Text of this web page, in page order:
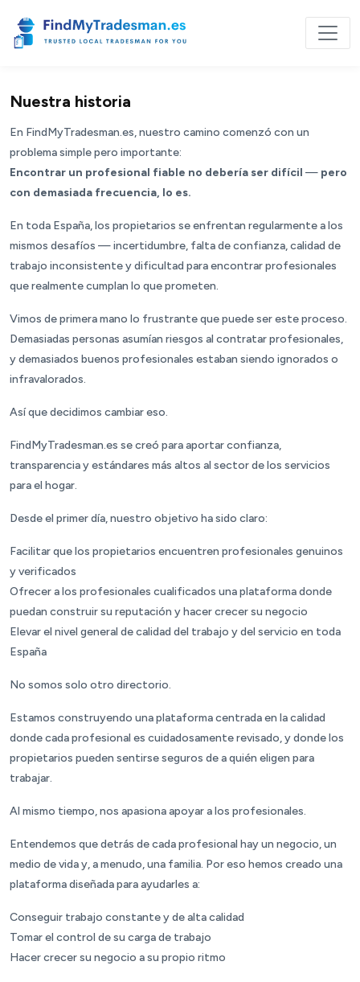
Nuestra historia
En FindMyTradesman.es, nuestro camino comenzó con un
problema simple pero importante:
Encontrar un profesional fiable no debería ser difícil — pero
con demasiada frecuencia, lo es.
En toda España, los propietarios se enfrentan regularmente a los
mismos desafíos — incertidumbre, falta de confianza, calidad de
trabajo inconsistente y dificultad para encontrar profesionales
que realmente cumplan lo que prometen.
Vimos de primera mano lo frustrante que puede ser este proceso.
Demasiadas personas asumían riesgos al contratar profesionales,
y demasiados buenos profesionales estaban siendo ignorados o
infravalorados.
Así que decidimos cambiar eso.
FindMyTradesman.es se creó para aportar confianza,
transparencia y estándares más altos al sector de los servicios
para el hogar.
Desde el primer día, nuestro objetivo ha sido claro:
Facilitar que los propietarios encuentren profesionales genuinos
y verificados
Ofrecer a los profesionales cualificados una plataforma donde
puedan construir su reputación y hacer crecer su negocio
Elevar el nivel general de calidad del trabajo y del servicio en toda
España
No somos solo otro directorio.
Estamos construyendo una plataforma centrada en la calidad
donde cada profesional es cuidadosamente revisado, y donde los
propietarios pueden sentirse seguros de a quién eligen para
trabajar.
Al mismo tiempo, nos apasiona apoyar a los profesionales.
Entendemos que detrás de cada profesional hay un negocio, un
medio de vida y, a menudo, una familia. Por eso hemos creado una
plataforma diseñada para ayudarles a:
Conseguir trabajo constante y de alta calidad
Tomar el control de su carga de trabajo
Hacer crecer su negocio a su propio ritmo